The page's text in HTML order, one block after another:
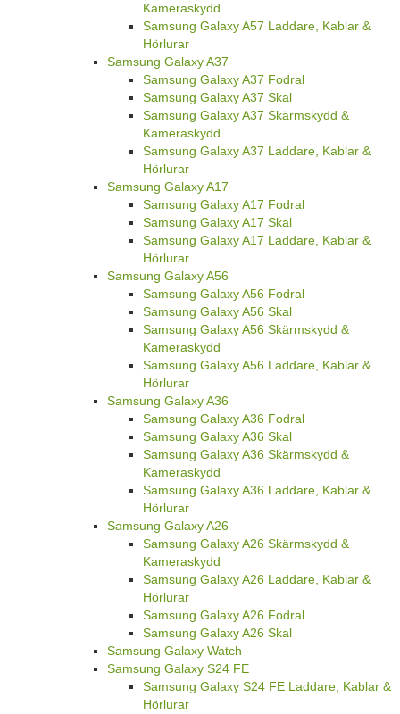
Kameraskydd
Samsung Galaxy A57 Laddare, Kablar &
Hörlurar
Samsung Galaxy A37
Samsung Galaxy A37 Fodral
Samsung Galaxy A37 Skal
Samsung Galaxy A37 Skärmskydd &
Kameraskydd
Samsung Galaxy A37 Laddare, Kablar &
Hörlurar
Samsung Galaxy A17
Samsung Galaxy A17 Fodral
Samsung Galaxy A17 Skal
Samsung Galaxy A17 Laddare, Kablar &
Hörlurar
Samsung Galaxy A56
Samsung Galaxy A56 Fodral
Samsung Galaxy A56 Skal
Samsung Galaxy A56 Skärmskydd &
Kameraskydd
Samsung Galaxy A56 Laddare, Kablar &
Hörlurar
Samsung Galaxy A36
Samsung Galaxy A36 Fodral
Samsung Galaxy A36 Skal
Samsung Galaxy A36 Skärmskydd &
Kameraskydd
Samsung Galaxy A36 Laddare, Kablar &
Hörlurar
Samsung Galaxy A26
Samsung Galaxy A26 Skärmskydd &
Kameraskydd
Samsung Galaxy A26 Laddare, Kablar &
Hörlurar
Samsung Galaxy A26 Fodral
Samsung Galaxy A26 Skal
Samsung Galaxy Watch
Samsung Galaxy S24 FE
Samsung Galaxy S24 FE Laddare, Kablar &
Hörlurar